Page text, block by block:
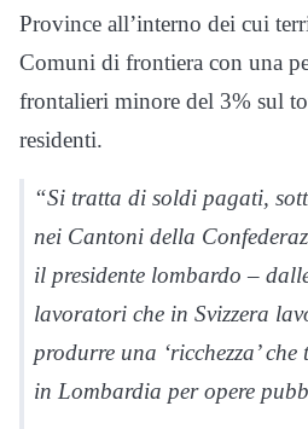
Province all’interno dei cui
Comuni di frontiera con una
frontalieri minore del 3% sul
residenti.
“Si tratta di soldi pagati,
nei Cantoni della
il presidente lombardo –
lavoratori che in Svizzera
produrre una ‘ricchezza’ che
in Lombardia per opere